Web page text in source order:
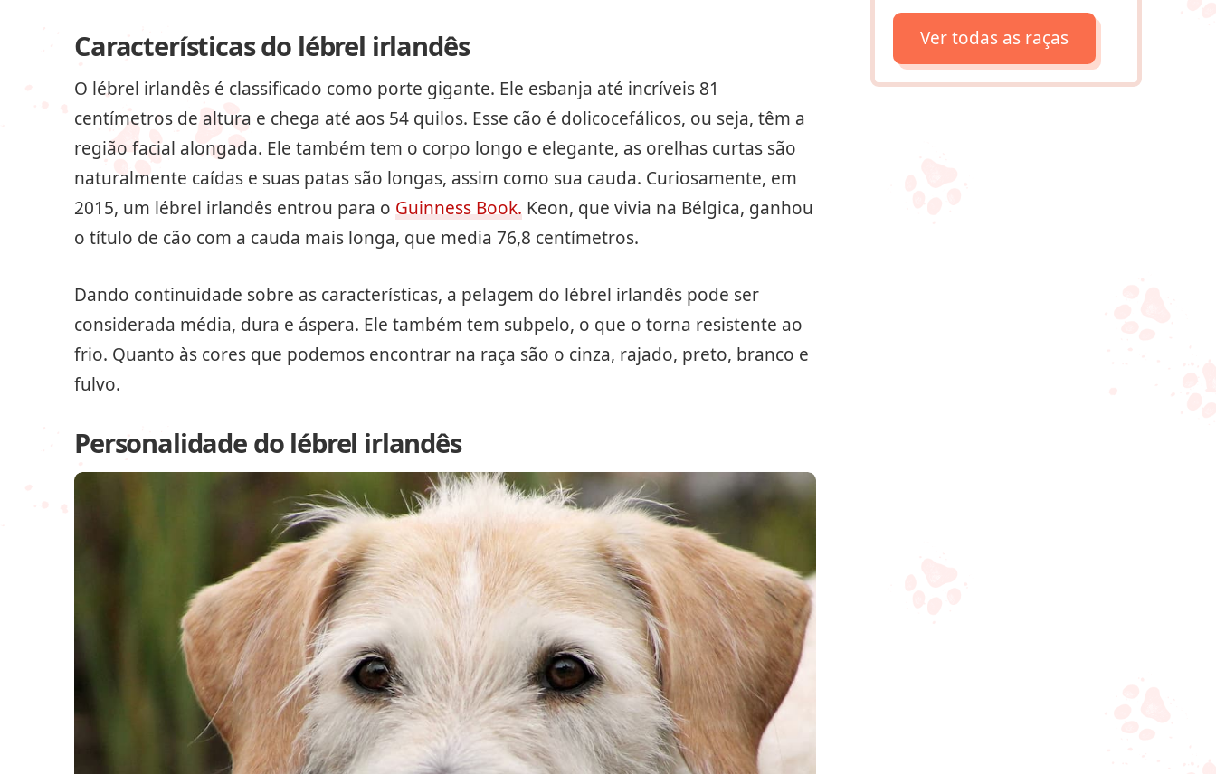
Características do lébrel irlandês
O lébrel irlandês é classificado como porte gigante. Ele esbanja até incríveis 81
centímetros de altura e chega até aos 54 quilos. Esse cão é dolicocefálicos, ou seja, têm a
região facial alongada. Ele também tem o corpo longo e elegante, as orelhas curtas são
naturalmente caídas e suas patas são longas, assim como sua cauda. Curiosamente, em
2015, um lébrel irlandês entrou para o Guinness Book. Keon, que vivia na Bélgica, ganhou
o título de cão com a cauda mais longa, que media 76,8 centímetros.
Dando continuidade sobre as características, a pelagem do lébrel irlandês pode ser
considerada média, dura e áspera. Ele também tem subpelo, o que o torna resistente ao
frio. Quanto às cores que podemos encontrar na raça são o cinza, rajado, preto, branco e
fulvo.
Personalidade do lébrel irlandês
Ver todas as raças